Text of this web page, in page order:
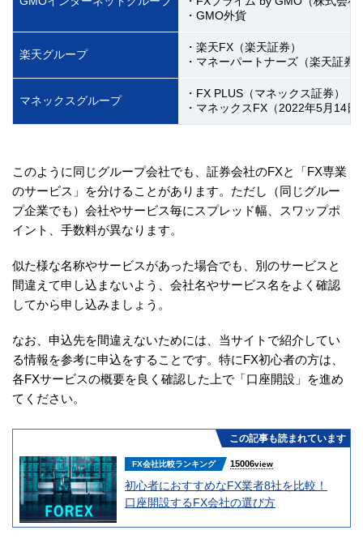
・GMO外貨
楽天グループ
・楽天FX（楽天証券）
・マネーパートナーズ（楽天証
マネックスグループ
・FX PLUS（マネックス証券）
・マネックスFX（2022年5月14
このように同じグループ会社でも、証券会社のFXと「FX専業
のサービス」を分けることがあります。ただし（同じグルー
プ企業でも）会社やサービス毎にスプレッド幅、スワップポ
イント、手数料が異なります。
似た様な名称やサービスがあった場合でも、別のサービスと
間違えて申し込まないよう、会社名やサービス名をよく確認
してから申し込みましょう。
なお、申込先を間違えないためには、当サイトで紹介してい
る情報を参考に申込をすることです。特にFX初心者の方は、
各FXサービスの概要を良く確認した上で「口座開設」を進め
てください。
この記事も読まれています
FX会社比較ランキング 15006view
初心者におすすめなFX業者8社を比較！
口座開設するFX会社の選び方